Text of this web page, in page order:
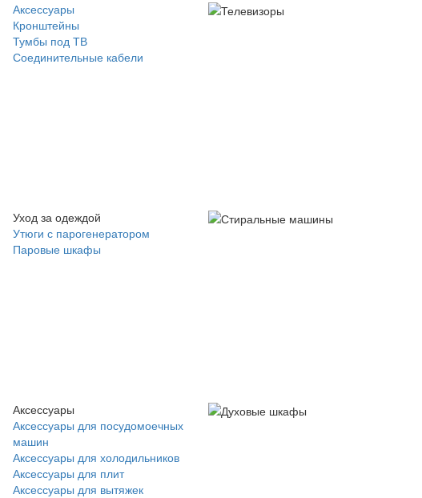
Аксессуары
Кронштейны
Тумбы под ТВ
Соединительные кабели
Уход за одеждой
Утюги с парогенератором
Паровые шкафы
Аксессуары
Аксессуары для посудомоечных
машин
Аксессуары для холодильников
Аксессуары для плит
Аксессуары для вытяжек